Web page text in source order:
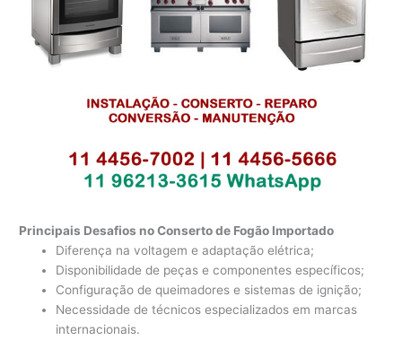
Principais Desafios no Conserto de Fogão Importado
Diferença na voltagem e adaptação elétrica;
Disponibilidade de peças e componentes específicos;
Configuração de queimadores e sistemas de ignição;
Necessidade de técnicos especializados em marcas
internacionais.